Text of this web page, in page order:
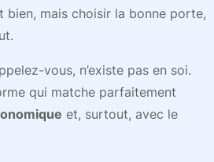
bien, mais choisir la bonne porte,
vous, n’existe pas en soi.
qui matche parfaitement
et, surtout, avec le